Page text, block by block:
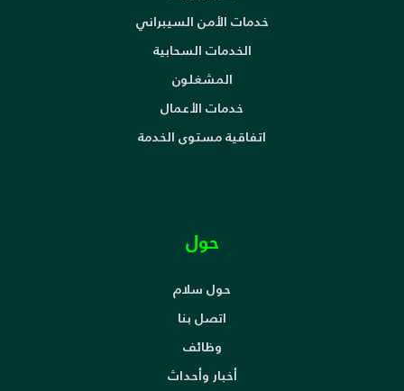
خدمات الأمن السيبراني
الخدمات السحابية
المشغلون
خدمات الأعمال
اتفاقية مستوى الخدمة
حول
حول سلام
اتصل بنا
وظائف
أخبار وأحداث